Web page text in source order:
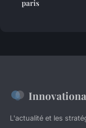
paris
L'actualité et les